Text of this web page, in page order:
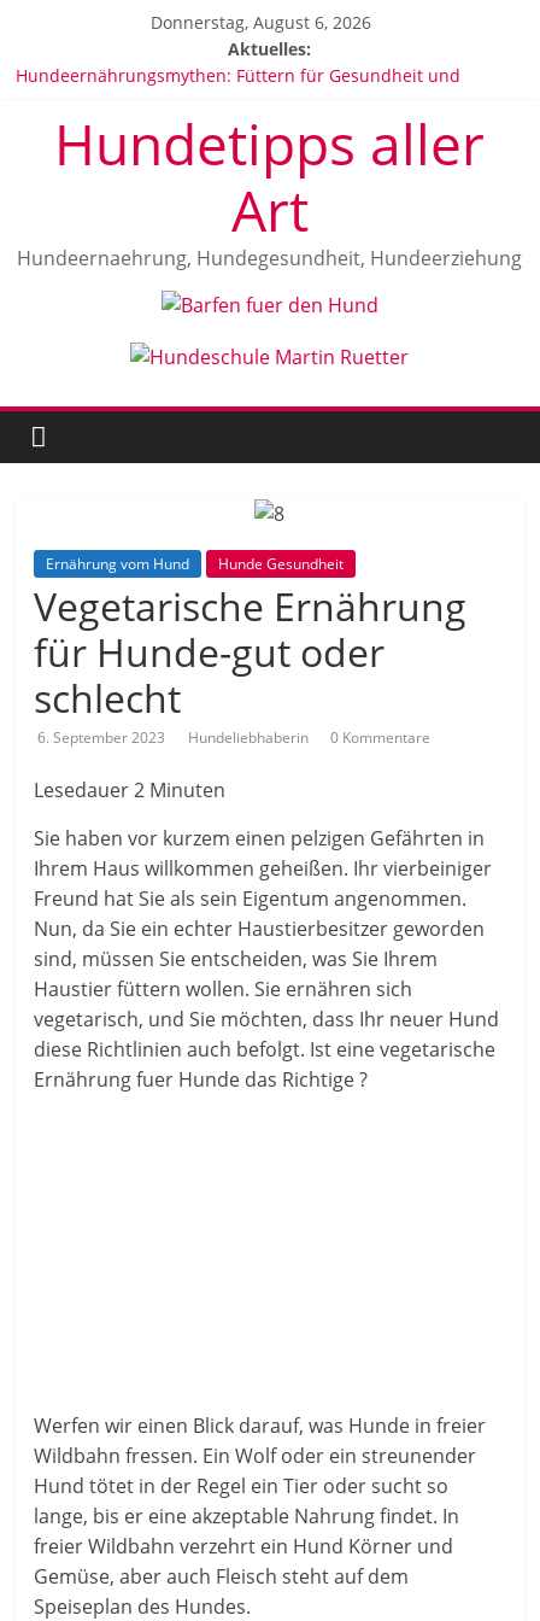
springen
Donnerstag, August 6, 2026
Aktuelles:
Hundeernährungsmythen: Füttern für Gesundheit und
Hundeallergien: Anzeichen, Ursachen und Behandlung
Vitamine für Hunde
Die beliebtesten Hunderassen in Deutschland 2025
Malinois Herrkunft und Geschichte
Hundetipps aller
Art
Hundeernaehrung, Hundegesundheit, Hundeerziehung
Ernährung vom Hund Hunde Gesundheit
Vegetarische Ernährung
für Hunde-gut oder
schlecht
6. September 2023 Hundeliebhaberin 0 Kommentare
Lesedauer 2 Minuten
Sie haben vor kurzem einen pelzigen Gefährten in
Ihrem Haus willkommen geheißen. Ihr vierbeiniger
Freund hat Sie als sein Eigentum angenommen.
Nun, da Sie ein echter Haustierbesitzer geworden
sind, müssen Sie entscheiden, was Sie Ihrem
Haustier füttern wollen. Sie ernähren sich
vegetarisch, und Sie möchten, dass Ihr neuer Hund
diese Richtlinien auch befolgt. Ist eine vegetarische
Ernährung fuer Hunde das Richtige ?
Werfen wir einen Blick darauf, was Hunde in freier
Wildbahn fressen. Ein Wolf oder ein streunender
Hund tötet in der Regel ein Tier oder sucht so
lange, bis er eine akzeptable Nahrung findet. In
freier Wildbahn verzehrt ein Hund Körner und
Gemüse, aber auch Fleisch steht auf dem
Speiseplan des Hundes.